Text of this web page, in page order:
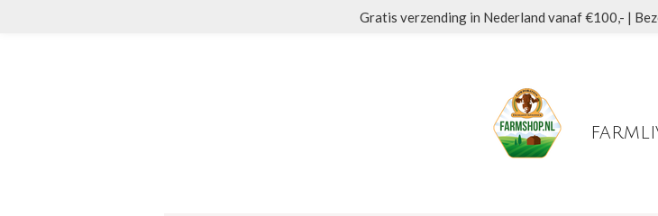
Gratis verzending in Nederland vanaf €100,- |